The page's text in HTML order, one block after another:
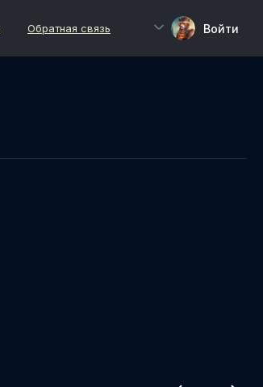
Обратная связь Войти